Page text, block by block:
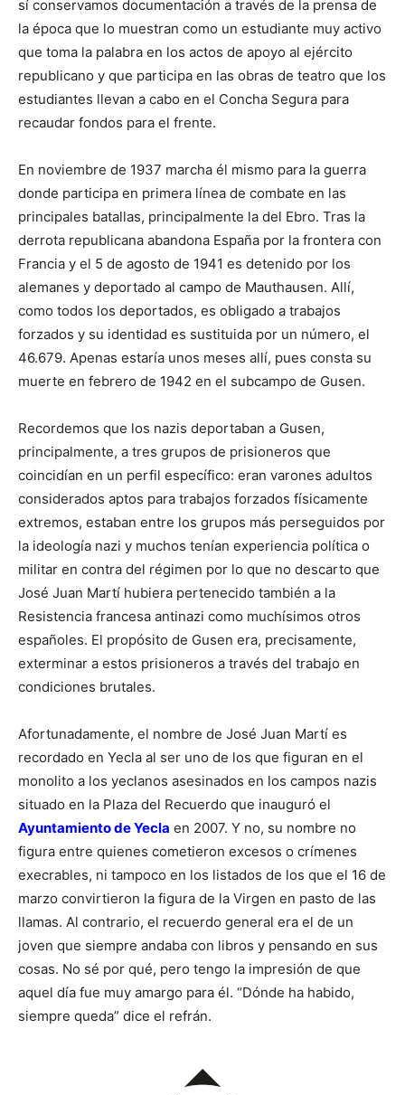
sí conservamos documentación a través de la prensa de
la época que lo muestran como un estudiante muy activo
que toma la palabra en los actos de apoyo al ejército
republicano y que participa en las obras de teatro que los
estudiantes llevan a cabo en el Concha Segura para
recaudar fondos para el frente.
En noviembre de 1937 marcha él mismo para la guerra
donde participa en primera línea de combate en las
principales batallas, principalmente la del Ebro. Tras la
derrota republicana abandona España por la frontera con
Francia y el 5 de agosto de 1941 es detenido por los
alemanes y deportado al campo de Mauthausen. Allí,
como todos los deportados, es obligado a trabajos
forzados y su identidad es sustituida por un número, el
46.679. Apenas estaría unos meses allí, pues consta su
muerte en febrero de 1942 en el subcampo de Gusen.
Recordemos que los nazis deportaban a Gusen,
principalmente, a tres grupos de prisioneros que
coincidían en un perfil específico: eran varones adultos
considerados aptos para trabajos forzados físicamente
extremos, estaban entre los grupos más perseguidos por
la ideología nazi y muchos tenían experiencia política o
militar en contra del régimen por lo que no descarto que
José Juan Martí hubiera pertenecido también a la
Resistencia francesa antinazi como muchísimos otros
españoles. El propósito de Gusen era, precisamente,
exterminar a estos prisioneros a través del trabajo en
condiciones brutales.
Afortunadamente, el nombre de José Juan Martí es
recordado en Yecla al ser uno de los que figuran en el
monolito a los yeclanos asesinados en los campos nazis
situado en la Plaza del Recuerdo que inauguró el
Ayuntamiento de Yecla en 2007. Y no, su nombre no
figura entre quienes cometieron excesos o crímenes
execrables, ni tampoco en los listados de los que el 16 de
marzo convirtieron la figura de la Virgen en pasto de las
llamas. Al contrario, el recuerdo general era el de un
joven que siempre andaba con libros y pensando en sus
cosas. No sé por qué, pero tengo la impresión de que
aquel día fue muy amargo para él. “Dónde ha habido,
siempre queda” dice el refrán.